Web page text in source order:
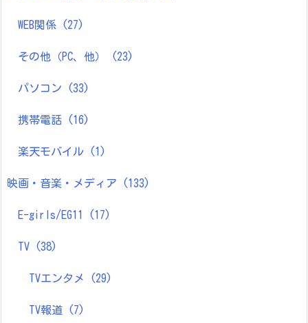
WEB関係 (27)
その他（PC、他） (23)
パソコン (33)
携帯電話 (16)
楽天モバイル (1)
映画・音楽・メディア (133)
E-girls/EG11 (17)
TV (38)
TVエンタメ (29)
TV報道 (7)